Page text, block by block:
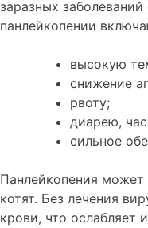
заразных
панлейкопении
высокую
снижение
рвоту;
диарею,
сильное
Панлейкопения может
котят. Без лечения
крови, что ослабляет